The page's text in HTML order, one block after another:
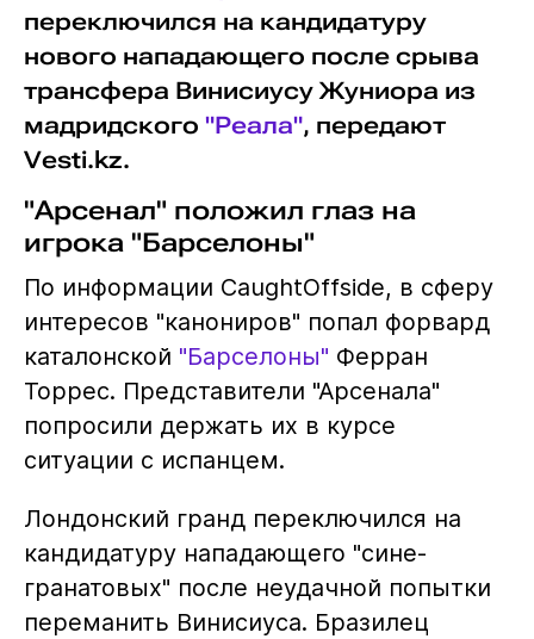
переключился на кандидатуру
нового нападающего после срыва
трансфера Винисиусу Жуниора из
мадридского "Реала", передают
Vesti.kz.
"Арсенал" положил глаз на
игрока "Барселоны"
По информации CaughtOffside, в сферу
интересов "канониров" попал форвард
каталонской "Барселоны" Ферран
Торрес. Представители "Арсенала"
попросили держать их в курсе
ситуации с испанцем.
Лондонский гранд переключился на
кандидатуру нападающего "сине-
гранатовых" после неудачной попытки
переманить Винисиуса. Бразилец